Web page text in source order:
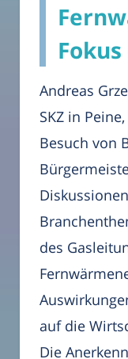
Andreas
SKZ in
Besuch von
des
auf die
Die